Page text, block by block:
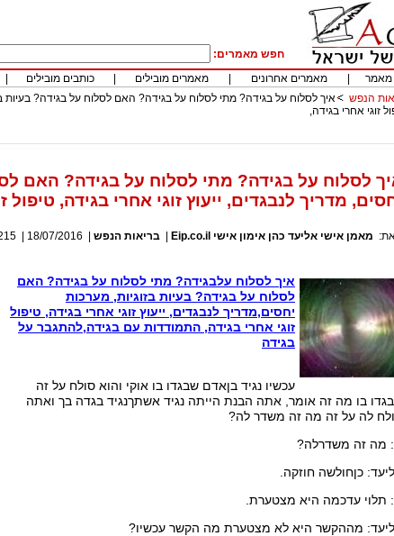
חפש מאמרים:
מאמר מאמרים אחרונים מאמרים מובילים כותבים מובילים
הנפש
איך לסלוח על בגידה? מתי לסלוח על בגידה? האם לסלוח על בגידה? בעיות
זוגי אחרי בגידה,
לסלוח על בגידה? מתי לסלוח על בגידה? האם
מדריך לנבגדים, ייעוץ זוגי אחרי בגידה, טיפול
מאמן אישי אליעד כהן אימון אישי Eip.co.il בריאות הנפש 18/07/2016
איך לסלוח עלבגידה? מתי לסלוח על בגידה? האם
לסלוח על בגידה? בעיות בזוגיות, מערכות
יחסים,מדריך לנבגדים, ייעוץ זוגי אחרי בגידה, טיפול
זוגי אחרי בגידה, התמודדות עם בגידה,להתגבר על
בגידה
עכשיו נגיד בןאדם שבגדו בו אוקי והוא סולח על זה
בו מה זה אומר, אתה הבנת הייתה נגיד אשתךנגיד בגדה בך ואתה
לה על זה מה זה משדר לה?
מה זה משדרלה?
כןחולשה חוזקה.
תלוי עדכמה היא מצטערת.
מההקשר היא לא מצטערת מה הקשר עכשיו?